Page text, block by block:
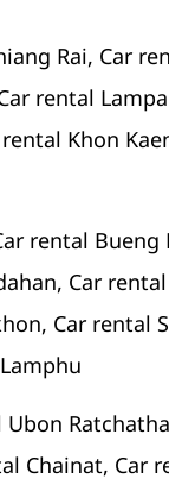
Rai, Car
rental
Khon
rental
Car
Car rental
Chainat, Car